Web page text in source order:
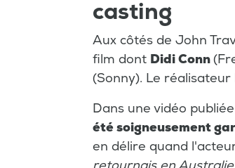
casting
Aux côtés de John
film dont Didi Conn
(Sonny). Le réalisateur
Dans une vidéo
été soigneusement
en délire quand